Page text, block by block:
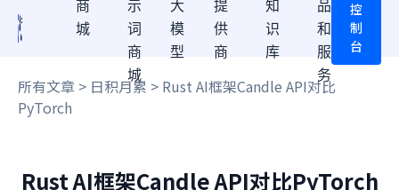
商
城
示
词
商
城
大
模
型
提
供
商
知
识
库
品
和
服
务
控
制
台
所有文章 > 日积月累 > Rust AI框架Candle API对比
PyTorch
Rust AI框架Candle API对比PyTorch